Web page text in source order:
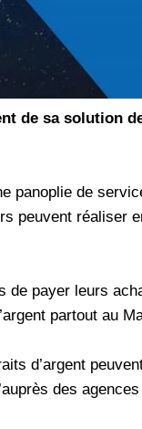
de sa solution
panoplie de
peuvent réaliser
de payer leurs
partout au
d’argent
des
voire
au
offre
23 mars 2026,